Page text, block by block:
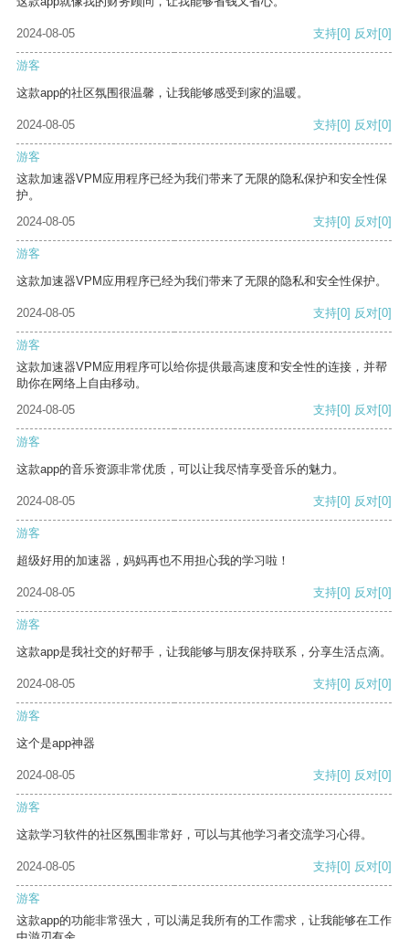
2024-08-05 支持[0] 反对[0]
游客
这款app的社区氛围很温馨，让我能够感受到家的温暖。
2024-08-05 支持[0] 反对[0]
游客
这款加速器VPM应用程序已经为我们带来了无限的隐私保护和安全性保
护。
2024-08-05
支持[0] 反对[0]
游客
这款加速器VPM应用程序已经为我们带来了无限的隐私和安全性保护。
2024-08-05 支持[0] 反对[0]
游客
这款加速器VPM应用程序可以给你提供最高速度和安全性的连接，并帮
助你在网络上自由移动。
2024-08-05
支持[0] 反对[0]
游客
这款app的音乐资源非常优质，可以让我尽情享受音乐的魅力。
2024-08-05 支持[0] 反对[0]
游客
超级好用的加速器，妈妈再也不用担心我的学习啦！
2024-08-05 支持[0] 反对[0]
游客
这款app是我社交的好帮手，让我能够与朋友保持联系，分享生活点滴。
2024-08-05 支持[0] 反对[0]
游客
这个是app神器
2024-08-05 支持[0] 反对[0]
游客
这款学习软件的社区氛围非常好，可以与其他学习者交流学习心得。
2024-08-05 支持[0] 反对[0]
游客
这款app的功能非常强大，可以满足我所有的工作需求，让我能够在工作